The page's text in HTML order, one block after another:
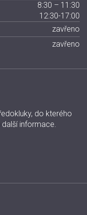
8:30 – 11:30
12:30-17:00
zavřeno
zavřeno
do kterého
informace.